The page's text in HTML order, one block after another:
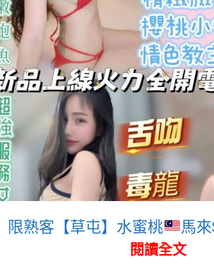
限熟客【草屯】水蜜桃 馬來
閱讀全文